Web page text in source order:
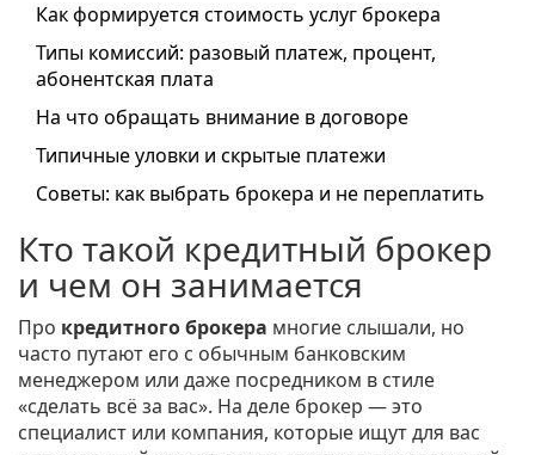
Как формируется стоимость услуг брокера
Типы комиссий: разовый платеж, процент,
абонентская плата
На что обращать внимание в договоре
Типичные уловки и скрытые платежи
Советы: как выбрать брокера и не переплатить
Кто такой кредитный брокер
и чем он занимается
Про кредитного брокера многие слышали, но
часто путают его с обычным банковским
менеджером или даже посредником в стиле
«сделать всё за вас». На деле брокер — это
специалист или компания, которые ищут для вас